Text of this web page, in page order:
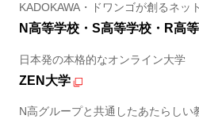
KADOKAWA・ドワンゴが創るネッ
N高等学校・S高等学校・R高
日本発の本格的なオンライン大学
ZEN大学
N高グループと共通したあたらしい